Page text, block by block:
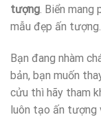
tượng. Biển mang
mẫu đẹp ấn tượng.
Bạn đang nhàm
bản, bạn muốn
cửu thì hãy tham
luôn tạo ấn tượng